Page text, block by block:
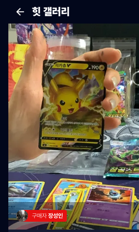
힛 갤러리
구매자 장성인